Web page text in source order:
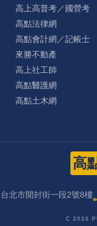
高上高普考／國營考
高點法律網
高點會計網／記帳士
來勝不動產
高上社工師
高點醫護網
高點土木網
高
台北市開封街一段2號8樓
C 2026